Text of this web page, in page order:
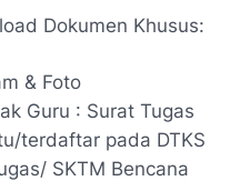
Dokumen Khusus:
& Foto
Guru : Surat Tugas
terdaftar pada DTKS
SKTM Bencana